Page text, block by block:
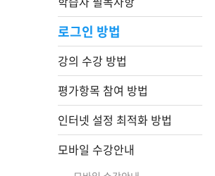
로그인 방법
강의 수강 방법
평가항목 참여 방법
인터넷 설정 최적화 방법
모바일 수강안내